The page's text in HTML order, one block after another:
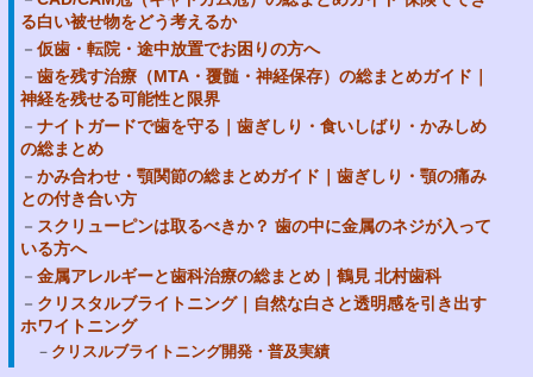
る白い被せ物をどう考えるか
仮歯・転院・途中放置でお困りの方へ
歯を残す治療（MTA・覆髄・神経保存）の総まとめガイド｜
神経を残せる可能性と限界
ナイトガードで歯を守る｜歯ぎしり・食いしばり・かみしめ
の総まとめ
かみ合わせ・顎関節の総まとめガイド｜歯ぎしり・顎の痛み
との付き合い方
スクリューピンは取るべきか？ 歯の中に金属のネジが入って
いる方へ
金属アレルギーと歯科治療の総まとめ｜鶴見 北村歯科
クリスタルブライトニング｜自然な白さと透明感を引き出す
ホワイトニング
クリスルブライトニング開発・普及実績